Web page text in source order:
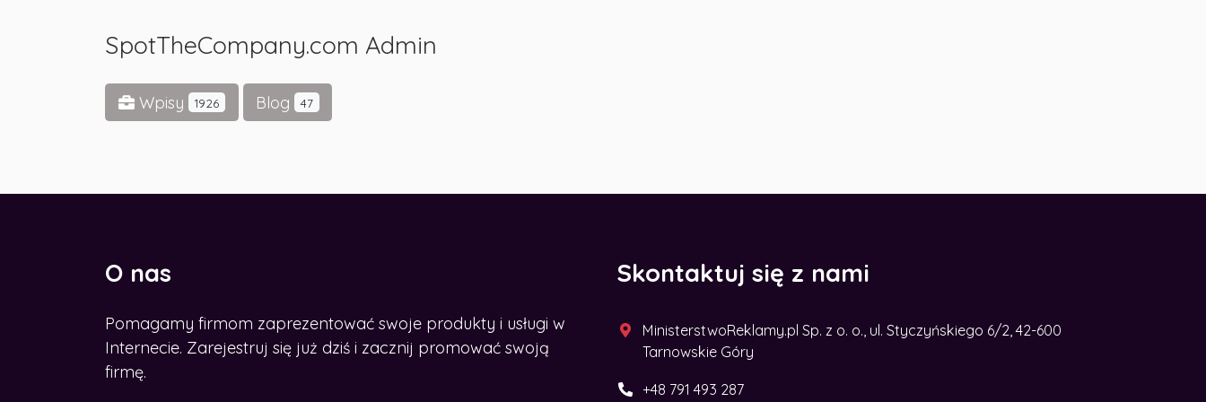
SpotTheCompany.com Admin
Wpisy 1926 Blog 47
O nas
Pomagamy firmom zaprezentować swoje produkty i usługi w
Internecie. Zarejestruj się już dziś i zacznij promować swoją
firmę.
Skontaktuj się z nami
MinisterstwoReklamy.pl Sp. z o. o., ul. Styczyńskiego 6/2, 42-600
Tarnowskie Góry
+48 791 493 287
CHCESZ ROZWINĄĆ BIZNES W
SIECI?
Zdobądź nasz e-book